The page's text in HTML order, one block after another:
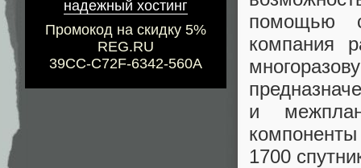
надежный хостинг
Промокод на скидку 5%
REG.RU
39CC-C72F-6342-560A
помощью
компания
и
1700